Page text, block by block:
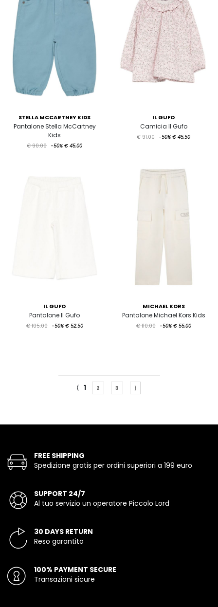
STELLA MCCARTNEY KIDS
Pantalone Stella McCartney
Kids
€ 90.00 -50% € 45.00
IL GUFO
Camicia Il Gufo
€ 91.00 -50% € 45.50
IL GUFO
Pantalone Il Gufo
€ 105.00 -50% € 52.50
MICHAEL KORS
Pantalone Michael Kors Kids
€ 110.00 -50% € 55.00
⟨ 1 2 3 ⟩
FREE SHIPPING
Spedizione gratis per ordini superiori a 199 euro
SUPPORT 24/7
Al tuo servizio un operatore Piccolo Lord
30 DAYS RETURN
Reso garantito
100% PAYMENT SECURE
Transazioni sicure